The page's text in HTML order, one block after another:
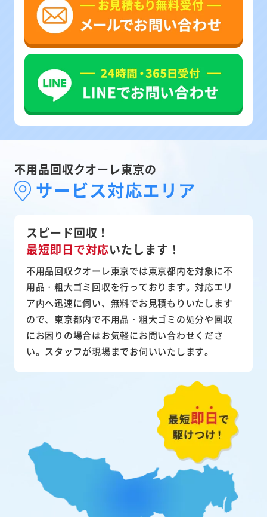
不用品回収クオーレ東京の
サービス対応エリア
スピード回収！
最短即日で対応いたします！
不用品回収クオーレ東京では東京都内を対象に不
用品・粗大ゴミ回収を行っております。対応エリ
ア内へ迅速に伺い、無料でお見積もりいたします
ので、東京都内で不用品・粗大ゴミの処分や回収
にお困りの場合はお気軽にお問い合わせくださ
い。スタッフが現場までお伺いいたします。